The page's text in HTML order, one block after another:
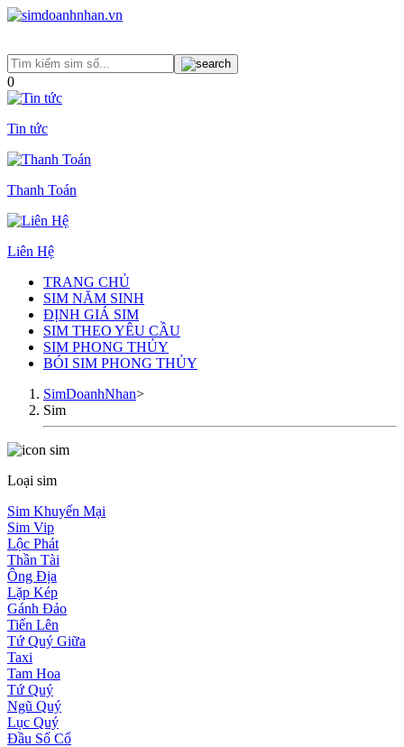
0
Tin tức
Thanh Toán
Liên Hệ
TRANG CHỦ
SIM NĂM SINH
ĐỊNH GIÁ SIM
SIM THEO YÊU CẦU
SIM PHONG THỦY
BÓI SIM PHONG THỦY
SimDoanhNhan>
Sim
Loại sim
Sim Khuyến Mại
Sim Vip
Lộc Phát
Thần Tài
Ông Địa
Lặp Kép
Gánh Đảo
Tiến Lên
Tứ Quý Giữa
Taxi
Tam Hoa
Tứ Quý
Ngũ Quý
Lục Quý
Đầu Số Cổ